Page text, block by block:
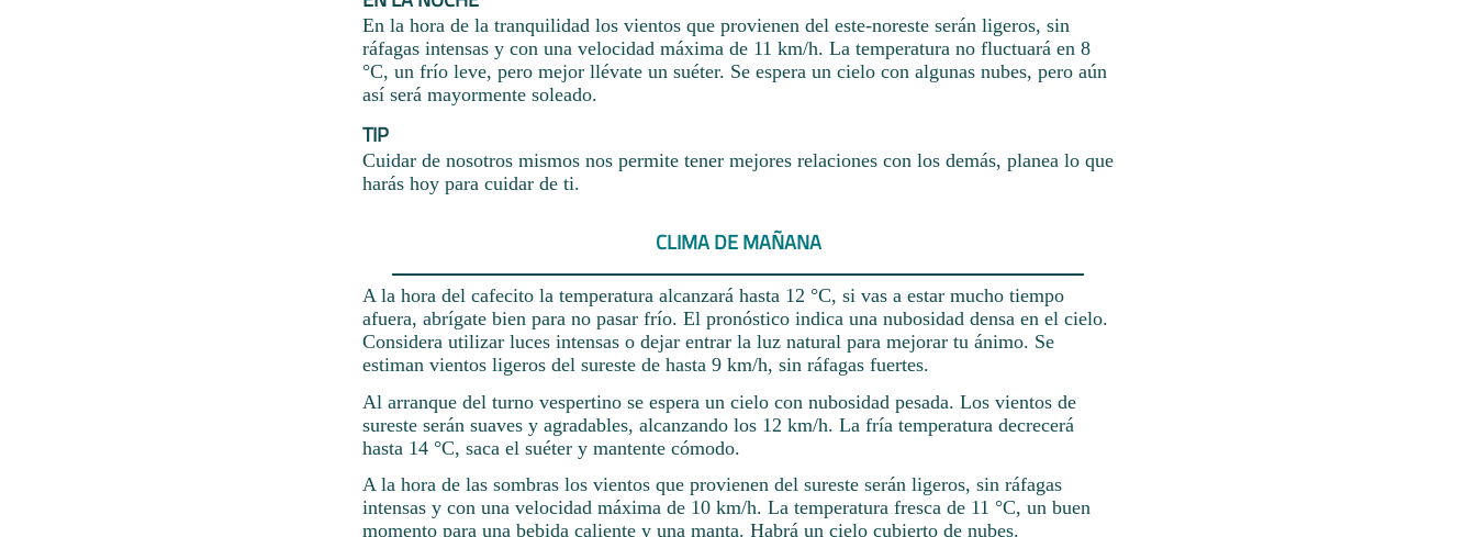
En la hora de la tranquilidad los vientos que provienen del este-noreste serán ligeros, sin
ráfagas intensas y con una velocidad máxima de 11 km/h. La temperatura no fluctuará en 8
°C, un frío leve, pero mejor llévate un suéter. Se espera un cielo con algunas nubes, pero aún
así será mayormente soleado.
TIP
Cuidar de nosotros mismos nos permite tener mejores relaciones con los demás, planea lo que
harás hoy para cuidar de ti.
CLIMA DE MAÑANA
A la hora del cafecito la temperatura alcanzará hasta 12 °C, si vas a estar mucho tiempo
afuera, abrígate bien para no pasar frío. El pronóstico indica una nubosidad densa en el cielo.
Considera utilizar luces intensas o dejar entrar la luz natural para mejorar tu ánimo. Se
estiman vientos ligeros del sureste de hasta 9 km/h, sin ráfagas fuertes.
Al arranque del turno vespertino se espera un cielo con nubosidad pesada. Los vientos de
sureste serán suaves y agradables, alcanzando los 12 km/h. La fría temperatura decrecerá
hasta 14 °C, saca el suéter y mantente cómodo.
A la hora de las sombras los vientos que provienen del sureste serán ligeros, sin ráfagas
intensas y con una velocidad máxima de 10 km/h. La temperatura fresca de 11 °C, un buen
momento para una bebida caliente y una manta. Habrá un cielo cubierto de nubes.